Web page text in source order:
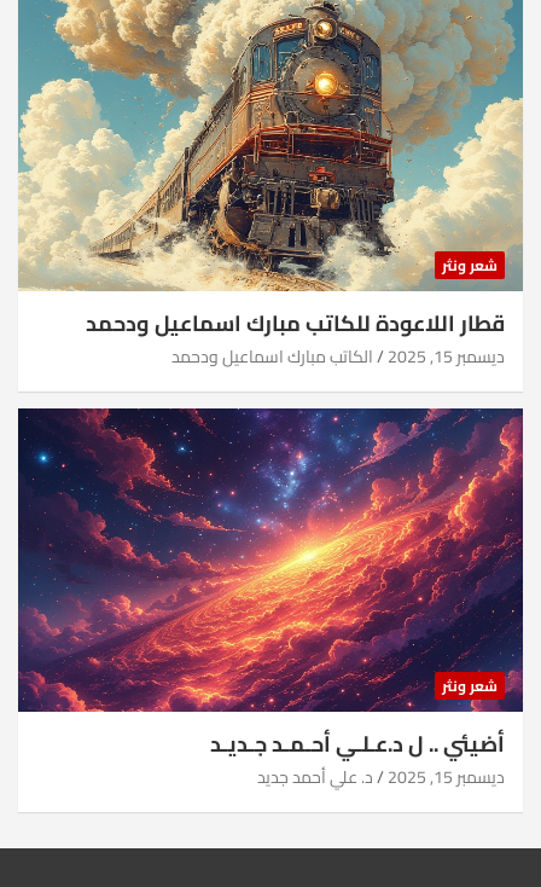
شعر ونثر
قطار اللاعودة للكاتب مبارك اسماعيل ودحمد
ديسمبر 15, 2025 الكاتب مبارك اسماعيل ودحمد
شعر ونثر
أضيئي .. ل د.عـلـي أحـمـد جـديـد
ديسمبر 15, 2025 د. علي أحمد جديد